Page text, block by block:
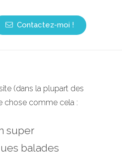
Contactez-moi !
(dans la plupart des
chose comme cela :
super
balades